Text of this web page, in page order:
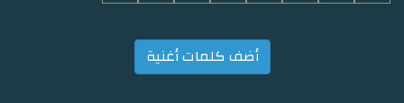
أضف كلمات أغنية